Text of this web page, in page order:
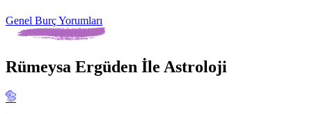
Genel Burç Yorumları
Rümeysa Ergüden İle Astroloji